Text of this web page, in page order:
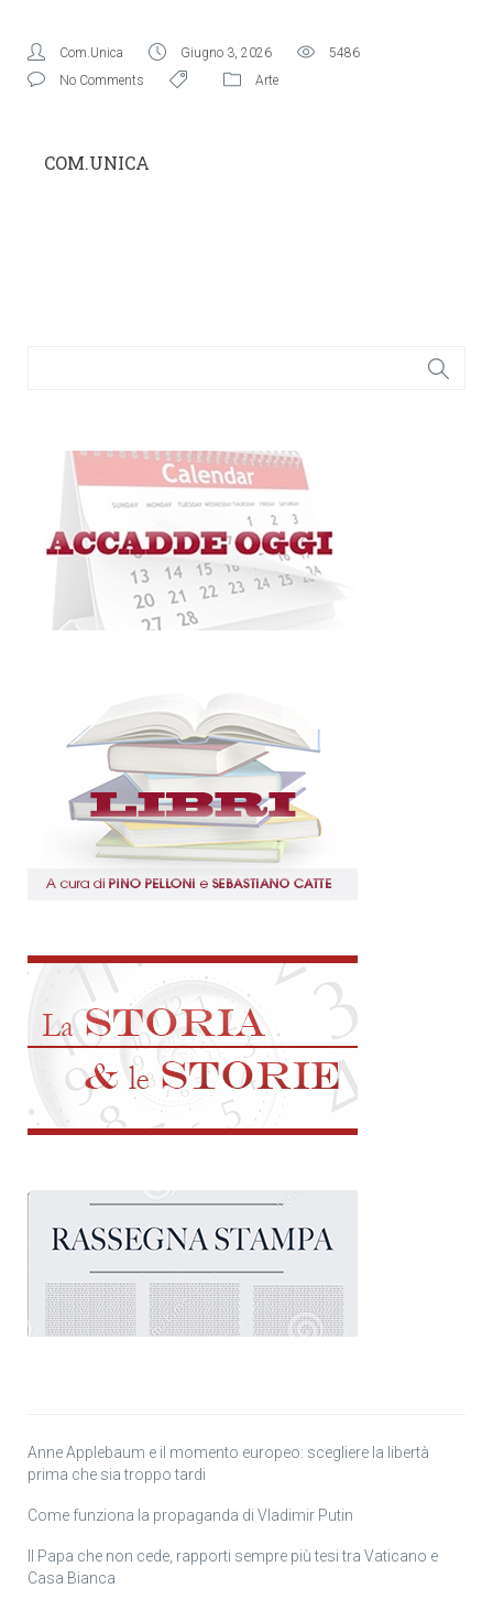
Com.Unica Giugno 3, 2026
5486
No Comments
Arte
COM.UNICA
Anne Applebaum e il momento europeo: scegliere la libertà
prima che sia troppo tardi
Come funziona la propaganda di Vladimir Putin
Il Papa che non cede, rapporti sempre più tesi tra Vaticano e
Casa Bianca